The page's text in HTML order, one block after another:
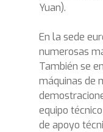
Yuan).
En la sede
numerosas
También se
máquinas de
equipo
de apoyo